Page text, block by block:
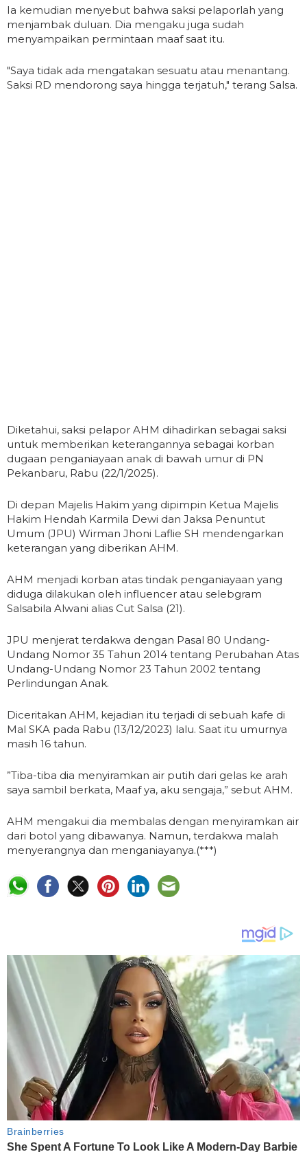
Ia kemudian menyebut bahwa saksi pelaporlah yang
menjambak duluan. Dia mengaku juga sudah
menyampaikan permintaan maaf saat itu.
"Saya tidak ada mengatakan sesuatu atau menantang.
Saksi RD mendorong saya hingga terjatuh," terang Salsa.
Diketahui, saksi pelapor AHM dihadirkan sebagai saksi
untuk memberikan keterangannya sebagai korban
dugaan penganiayaan anak di bawah umur di PN
Pekanbaru, Rabu (22/1/2025).
Di depan Majelis Hakim yang dipimpin Ketua Majelis
Hakim Hendah Karmila Dewi dan Jaksa Penuntut
Umum (JPU) Wirman Jhoni Laflie SH mendengarkan
keterangan yang diberikan AHM.
AHM menjadi korban atas tindak penganiayaan yang
diduga dilakukan oleh influencer atau selebgram
Salsabila Alwani alias Cut Salsa (21).
JPU menjerat terdakwa dengan Pasal 80 Undang-
Undang Nomor 35 Tahun 2014 tentang Perubahan Atas
Undang-Undang Nomor 23 Tahun 2002 tentang
Perlindungan Anak.
Diceritakan AHM, kejadian itu terjadi di sebuah kafe di
Mal SKA pada Rabu (13/12/2023) lalu. Saat itu umurnya
masih 16 tahun.
”Tiba-tiba dia menyiramkan air putih dari gelas ke arah
saya sambil berkata, Maaf ya, aku sengaja,” sebut AHM.
AHM mengakui dia membalas dengan menyiramkan air
dari botol yang dibawanya. Namun, terdakwa malah
menyerangnya dan menganiayanya.(***)